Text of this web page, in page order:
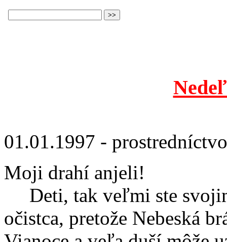
01.01.1997 -
Moji drahí anjeli!
Deti, tak veľmi ste
očistca, pretože Nebeská